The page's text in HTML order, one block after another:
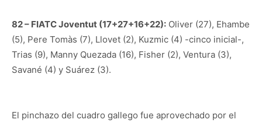
82 – FIATC Joventut (17+27+16+22): Oliver (27), Ehambe
(5), Pere Tomàs (7), Llovet (2), Kuzmic (4) -cinco inicial-,
Trias (9), Manny Quezada (16), Fisher (2), Ventura (3),
Savané (4) y Suárez (3).
El pinchazo del cuadro gallego fue aprovechado por el